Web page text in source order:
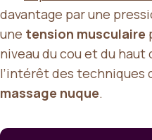
davantage par une
une tension musculaire
niveau du cou et du haut
l’intérêt des techniques
massage nuque.